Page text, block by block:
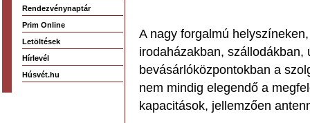
Rendezvénynaptár
Prim Online
Letöltések
Hírlevél
Húsvét.hu
A nagy forgalmú
irodaházakban,
bevásárlóközpontokban a
nem mindig elegendő a
kapacitások, jellemzően